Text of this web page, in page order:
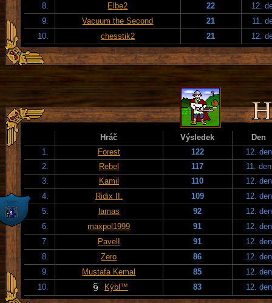
8.
Elbe2 22
12.
9.
Vacuum the Second 21
11.
10.
chesstik2 21 12.
Hráč Výsledek
Den
1.
Forest 122
12. den
2.
Rebel 117
11. den
3.
Kamil 110
12. den
4.
Ridix II. 109
12. den
5.
lamas 92
12. den
6.
maxpol1999 91
12. den
7.
PavelI 91
12. den
8.
Zero 86
12. den
9.
Mustafa Kemal 85
12. den
10.
Kýbl™ 83 12. den